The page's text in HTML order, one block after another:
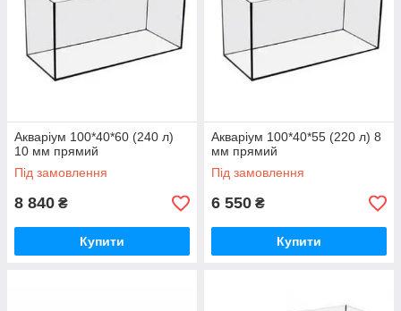
Акваріум 100*40*60 (240 л)
10 мм прямий
Під замовлення
8 840 ₴
Купити
Акваріум 100*40*55 (220 л) 8
мм прямий
Під замовлення
6 550 ₴
Купити